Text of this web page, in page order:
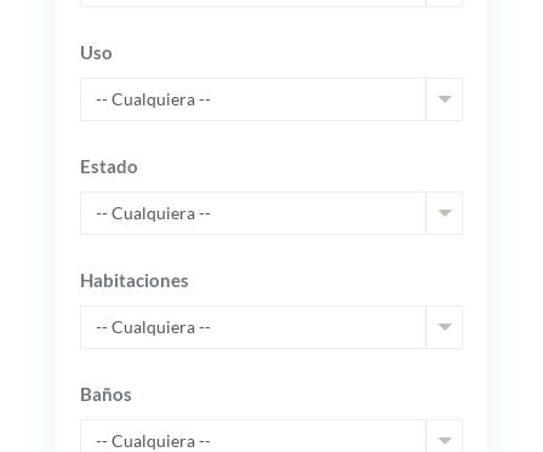
Uso
-- Cualquiera --
Estado
-- Cualquiera --
Habitaciones
-- Cualquiera --
Baños
-- Cualquiera --